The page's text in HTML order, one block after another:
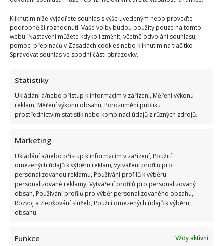
Kliknutím níže vyjádřete souhlas s výše uvedeným nebo proveďte
podrobnější rozhodnutí. Vaše volby budou použity pouze na tomto
webu. Nastavení můžete kdykoli změnit, včetně odvolání souhlasu,
pomocí přepínačů v Zásadách cookies nebo kliknutím na tlačítko
Spravovat souhlas ve spodní části obrazovky.
Statistiky
Ukládání a/nebo přístup k informacím v zařízení, Měření výkonu
reklam, Měření výkonu obsahu, Porozumění publiku
prostřednictvím statistik nebo kombinací údajů z různých zdrojů.
Marketing
Ukládání a/nebo přístup k informacím v zařízení, Použití
omezených údajů k výběru reklam, Vytváření profilů pro
personalizovanou reklamu, Používání profilů k výběru
personalizované reklamy, Vytváření profilů pro personalizovaný
obsah, Používání profilů pro výběr personalizovaného obsahu,
Rozvoj a zlepšování služeb, Použití omezených údajů k výběru
obsahu.
Funkce
Vždy aktivní